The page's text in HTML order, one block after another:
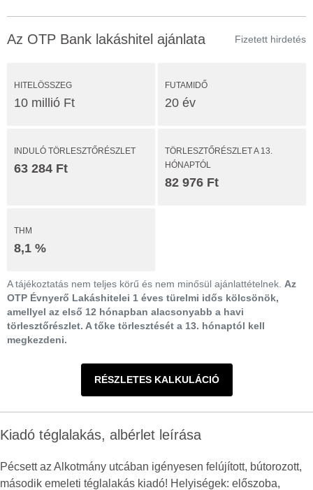
Az OTP Bank lakáshitel ajánlata Fizetett hirdetés
HITELÖSSZEG
10 millió Ft
FUTAMIDŐ
20 év
INDULÓ TÖRLESZTŐRÉSZLET
63 284 Ft
TÖRLESZTŐRÉSZLET A 13.
HÓNAPTÓL
82 976 Ft
THM
8,1 %
A tájékoztatás nem teljes körű és nem minősül ajánlattételnek. Az
OTP Évnyerő Lakáshitelei 1 éves türelmi idős kölcsönök,
amellyel az első 12 hónapban alacsonyabb a havi
törlesztőrészlet. A tőke törlesztését a 13. hónaptól kell
megkezdeni.
RÉSZLETES KALKULÁCIÓ
Kiadó téglalakás, albérlet leírása
Pécsett az Alkotmány utcában igényesen felújított, bútorozott,
második emeleti téglalakás kiadó! Helyiségek: előszoba,